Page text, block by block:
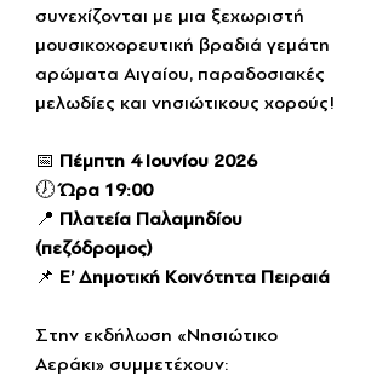
συνεχίζονται με μια ξεχωριστή
μουσικοχορευτική βραδιά γεμάτη
αρώματα Αιγαίου, παραδοσιακές
μελωδίες και νησιώτικους χορούς!
📅 Πέμπτη 4 Ιουνίου 2026
🕖 Ώρα 19:00
📍 Πλατεία Παλαμηδίου
(πεζόδρομος)
📌 Ε’ Δημοτική Κοινότητα Πειραιά
Στην εκδήλωση «Νησιώτικο
Αεράκι» συμμετέχουν: